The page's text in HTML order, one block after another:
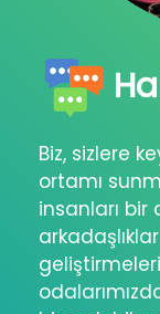
Biz, sizlere
ortamı
insanları